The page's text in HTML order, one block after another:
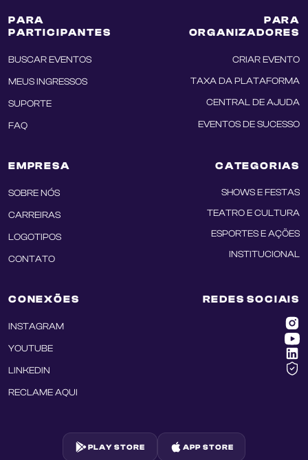
PARA
PARTICIPANTES
BUSCAR EVENTOS
MEUS INGRESSOS
SUPORTE
FAQ
PARA
ORGANIZADORES
CRIAR EVENTO
TAXA DA PLATAFORMA
CENTRAL DE AJUDA
EVENTOS DE SUCESSO
EMPRESA
SOBRE NÓS
CARREIRAS
LOGOTIPOS
CONTATO
CATEGORIAS
SHOWS E FESTAS
TEATRO E CULTURA
ESPORTES E AÇÕES
INSTITUCIONAL
CONEXÕES
INSTAGRAM
YOUTUBE
LINKEDIN
RECLAME AQUI
REDES SOCIAIS
PLAY STORE APP STORE